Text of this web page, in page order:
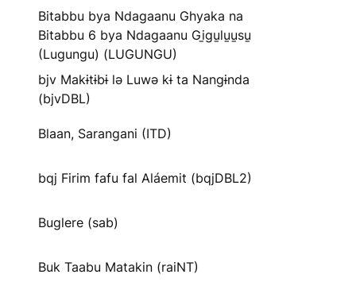
Bitabbu bya Ndagaanu Ghyaka na
Bitabbu 6 bya Ndagaanu Gi̱gu̱lu̱u̱su̱
(Lugungu) (LUGUNGU)
bjv Makɨtɨbɨ lə Luwə kɨ ta Nangɨnda
(bjvDBL)
Blaan, Sarangani (ITD)
bqj Firim fafu fal Aláemit (bqjDBL2)
Buglere (sab)
Buk Taabu Matakin (raiNT)